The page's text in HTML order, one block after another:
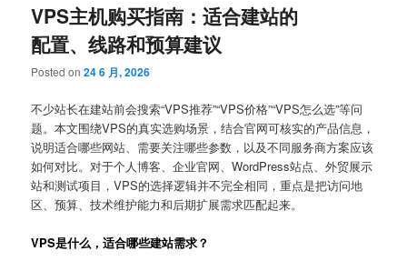
VPS主机购买指南：适合建站的
配置、线路和预算建议
Posted on24 6 月, 2026
不少站长在建站前会搜索“VPS推荐”“VPS价格”“VPS怎么选”等问
题。本文围绕VPS的真实选购场景，结合官网可核实的产品信息，
说明适合哪些网站、需要关注哪些参数，以及不同服务商方案应该
如何对比。对于个人博客、企业官网、WordPress站点、外贸展示
站和测试项目，VPS的选择逻辑并不完全相同，重点是把访问地
区、预算、技术维护能力和后期扩展需求匹配起来。
VPS是什么，适合哪些建站需求？